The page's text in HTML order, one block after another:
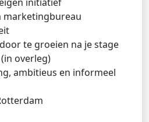
initiatief
marketingbureau
te groeien na je stage
overleg)
ambitieus en informeel